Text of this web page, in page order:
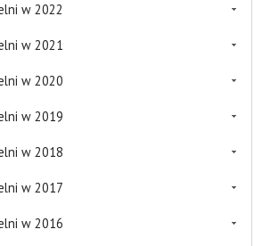
w 2022
w 2021
w 2020
w 2019
w 2018
w 2017
w 2016